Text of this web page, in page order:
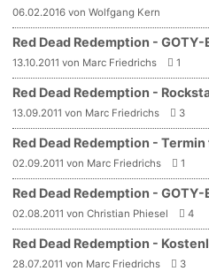
06.02.2016 von Wolfgang Kern
Red Dead Redemption -
13.10.2011 von Marc Friedrichs 1
Red Dead Redemption -
13.09.2011 von Marc Friedrichs 3
Red Dead Redemption -
02.09.2011 von Marc Friedrichs 1
Red Dead Redemption -
02.08.2011 von Christian Phiesel 4
Red Dead Redemption -
28.07.2011 von Marc Friedrichs 3